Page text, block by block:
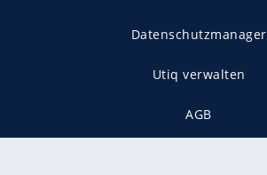
Datenschutzmanager
Utiq verwalten
AGB